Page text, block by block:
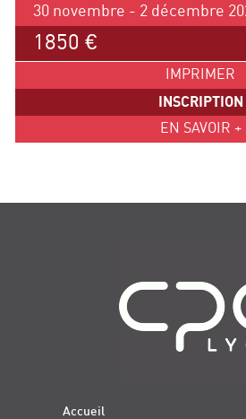
30 novembre - 2 décembre
1850 €
IMPRIMER
INSCRIPTION
EN SAVOIR +
Accueil